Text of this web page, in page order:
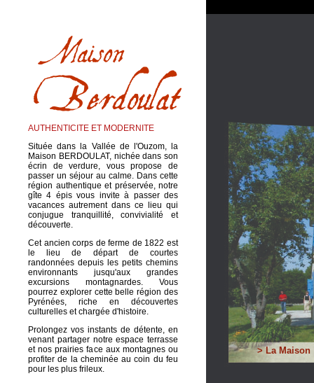
AUTHENTICITE ET MODERNITE
Située dans la Vallée de l'Ouzom, la
Maison BERDOULAT, nichée dans son
écrin de verdure, vous propose de
passer un séjour au calme. Dans cette
région authentique et préservée, notre
gîte 4 épis vous invite à passer des
vacances autrement dans ce lieu qui
conjugue tranquillité, convivialité et
découverte.
Cet ancien corps de ferme de 1822 est
le lieu de départ de courtes
randonnées depuis les petits chemins
environnants jusqu'aux grandes
excursions montagnardes. Vous
pourrez explorer cette belle région des
Pyrénées, riche en découvertes
culturelles et chargée d'histoire.
Prolongez vos instants de détente, en
venant partager notre espace terrasse
et nos prairies face aux montagnes ou
profiter de la cheminée au coin du feu
pour les plus frileux.
> La Maison